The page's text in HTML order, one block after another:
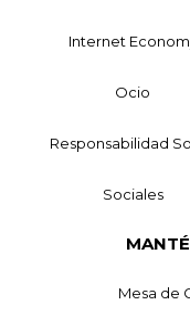
Internet
Ocio
Responsabilidad
Sociales
Mesa de